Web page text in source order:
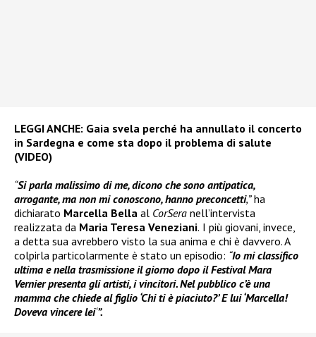
LEGGI ANCHE: Gaia svela perché ha annullato il concerto
in Sardegna e come sta dopo il problema di salute
(VIDEO)
“Si parla malissimo di me, dicono che sono antipatica,
arrogante, ma non mi conoscono, hanno preconcetti,”ha
dichiarato Marcella Bella al CorSera nell’intervista
realizzata da Maria Teresa Veneziani. I più giovani, invece,
a detta sua avrebbero visto la sua anima e chi è davvero. A
colpirla particolarmente è stato un episodio: “Io mi classifico
ultima e nella trasmissione il giorno dopo il Festival Mara
Vernier presenta gli artisti, i vincitori. Nel pubblico c’è una
mamma che chiede al figlio ‘Chi ti è piaciuto?’ E lui ‘Marcella!
Doveva vincere lei‘”.